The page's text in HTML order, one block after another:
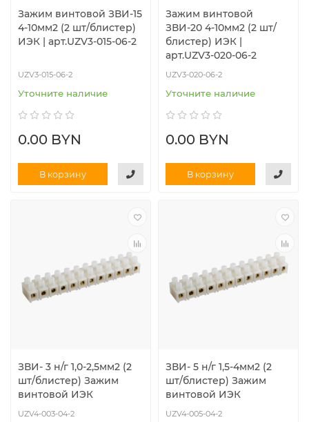
Зажим винтовой ЗВИ-15
4-10мм2 (2 шт/блистер)
ИЭК | арт.UZV3-015-06-2
UZV3-015-06-2
Уточните наличие
0.00 BYN
В корзину
Зажим винтовой
ЗВИ-20 4-10мм2 (2 шт/
блистер) ИЭК |
арт.UZV3-020-06-2
UZV3-020-06-2
Уточните наличие
0.00 BYN
В корзину
ЗВИ- 3 н/г 1,0-2,5мм2 (2
шт/блистер) Зажим
винтовой ИЭК
UZV4-003-04-2
ЗВИ- 5 н/г 1,5-4мм2 (2
шт/блистер) Зажим
винтовой ИЭК
UZV4-005-04-2